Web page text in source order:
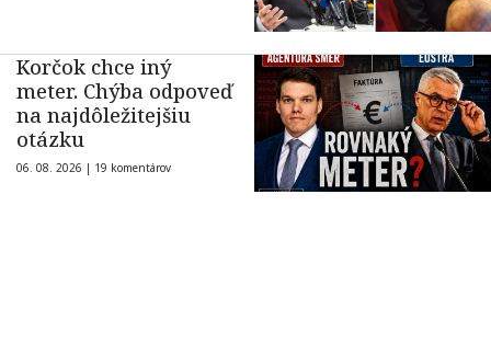
Korčok chce iný
meter. Chýba odpoveď
na najdôležitejšiu
otázku
06. 08. 2026 | 19 komentárov